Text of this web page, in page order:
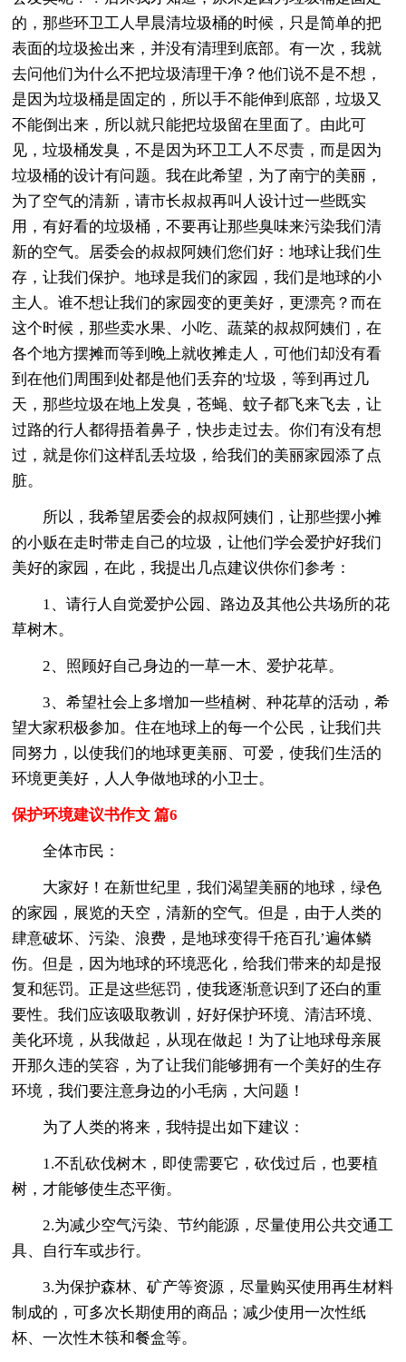
的，那些环卫工人早晨清垃圾桶的时候，只是简单的把
表面的垃圾捡出来，并没有清理到底部。有一次，我就
去问他们为什么不把垃圾清理干净？他们说不是不想，
是因为垃圾桶是固定的，所以手不能伸到底部，垃圾又
不能倒出来，所以就只能把垃圾留在里面了。由此可
见，垃圾桶发臭，不是因为环卫工人不尽责，而是因为
垃圾桶的设计有问题。我在此希望，为了南宁的美丽，
为了空气的清新，请市长叔叔再叫人设计过一些既实
用，有好看的垃圾桶，不要再让那些臭味来污染我们清
新的空气。居委会的叔叔阿姨们您们好：地球让我们生
存，让我们保护。地球是我们的家园，我们是地球的小
主人。谁不想让我们的家园变的更美好，更漂亮？而在
这个时候，那些卖水果、小吃、蔬菜的叔叔阿姨们，在
各个地方摆摊而等到晚上就收摊走人，可他们却没有看
到在他们周围到处都是他们丢弃的'垃圾，等到再过几
天，那些垃圾在地上发臭，苍蝇、蚊子都飞来飞去，让
过路的行人都得捂着鼻子，快步走过去。你们有没有想
过，就是你们这样乱丢垃圾，给我们的美丽家园添了点
脏。
所以，我希望居委会的叔叔阿姨们，让那些摆小摊
的小贩在走时带走自己的垃圾，让他们学会爱护好我们
美好的家园，在此，我提出几点建议供你们参考：
1、请行人自觉爱护公园、路边及其他公共场所的花
草树木。
2、照顾好自己身边的一草一木、爱护花草。
3、希望社会上多增加一些植树、种花草的活动，希
望大家积极参加。住在地球上的每一个公民，让我们共
同努力，以使我们的地球更美丽、可爱，使我们生活的
环境更美好，人人争做地球的小卫士。
保护环境建议书作文 篇6
全体市民：
大家好！在新世纪里，我们渴望美丽的地球，绿色
的家园，展览的天空，清新的空气。但是，由于人类的
肆意破坏、污染、浪费，是地球变得千疮百孔’遍体鳞
伤。但是，因为地球的环境恶化，给我们带来的却是报
复和惩罚。正是这些惩罚，使我逐渐意识到了还白的重
要性。我们应该吸取教训，好好保护环境、清洁环境、
美化环境，从我做起，从现在做起！为了让地球母亲展
开那久违的笑容，为了让我们能够拥有一个美好的生存
环境，我们要注意身边的小毛病，大问题！
为了人类的将来，我特提出如下建议：
1.不乱砍伐树木，即使需要它，砍伐过后，也要植
树，才能够使生态平衡。
2.为减少空气污染、节约能源，尽量使用公共交通工
具、自行车或步行。
3.为保护森林、矿产等资源，尽量购买使用再生材料
制成的，可多次长期使用的商品；减少使用一次性纸
杯、一次性木筷和餐盒等。